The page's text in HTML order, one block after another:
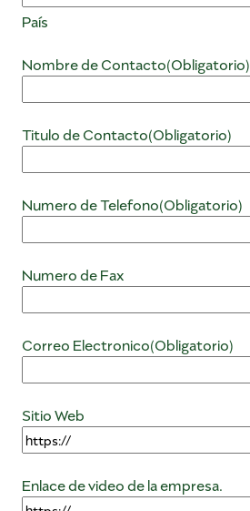
País
Nombre de Contacto(Obligatorio)
Titulo de Contacto(Obligatorio)
Numero de Telefono(Obligatorio)
Numero de Fax
Correo Electronico(Obligatorio)
Sitio Web
Enlace de video de la empresa.